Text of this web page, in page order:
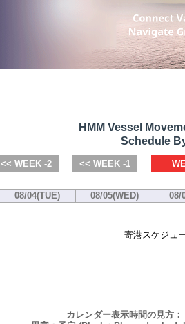
HMM Vessel
Schedule
<< WEEK -2 << WEEK -1
08/04(TUE) 08/05(WED) 08/
寄港スケジュ
カレンダー表示時間の見方